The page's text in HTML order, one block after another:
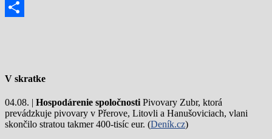
Email
V skratke
04.08. | Hospodárenie spoločnosti Pivovary Zubr, ktorá
prevádzkuje pivovary v Přerove, Litovli a Hanušoviciach, vlani
skončilo stratou takmer 400-tisíc eur. (Deník.cz)